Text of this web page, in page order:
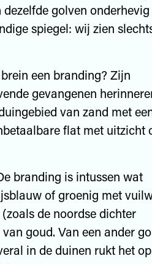
golven onderhevig
spiegel: wij zien
een branding? Zijn
gevangenen
van zand met
flat met uitzicht
branding is intussen wat
of groenig met
de noordse dichter
goud. Van een ander
in de duinen rukt het